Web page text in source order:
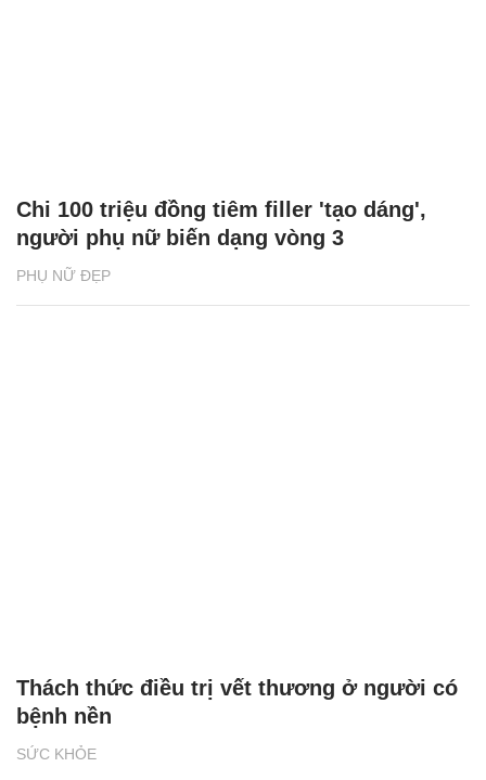
PHỤ NỮ ĐẸP
Chi 100 triệu đồng tiêm filler 'tạo dáng',
người phụ nữ biến dạng vòng 3
SỨC KHỎE
Thách thức điều trị vết thương ở người có
bệnh nền